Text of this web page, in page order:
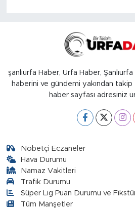
şanlıurfa Haber, Urfa Haber,
haberini ve gündemi yakından
haber sayfası adresiniz
Nöbetçi Eczaneler
Hava Durumu
Namaz Vakitleri
Trafik Durumu
Süper Lig Puan Durumu ve
Tüm Manşetler